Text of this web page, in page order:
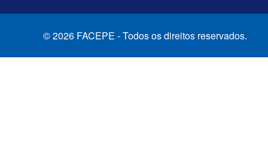
© 2026 FACEPE - Todos os direitos reservados.